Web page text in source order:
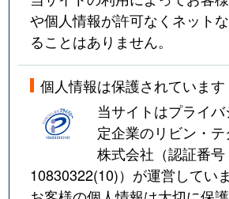
や個人情報が許可なくネット
ることはありません。
個人情報は保護されています
当サイトはプライ
定企業のリビン・
株式会社（認証番号
10830322(10)）が運営してい